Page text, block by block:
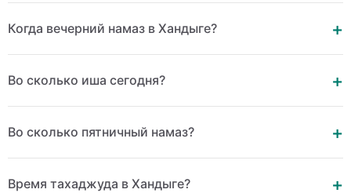
Когда вечерний намаз в Хандыге?
Во сколько иша сегодня?
Во сколько пятничный намаз?
Время тахаджуда в Хандыге?